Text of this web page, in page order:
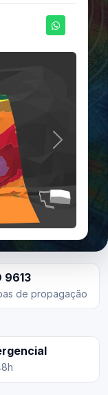
Próximo
9613
de propagação